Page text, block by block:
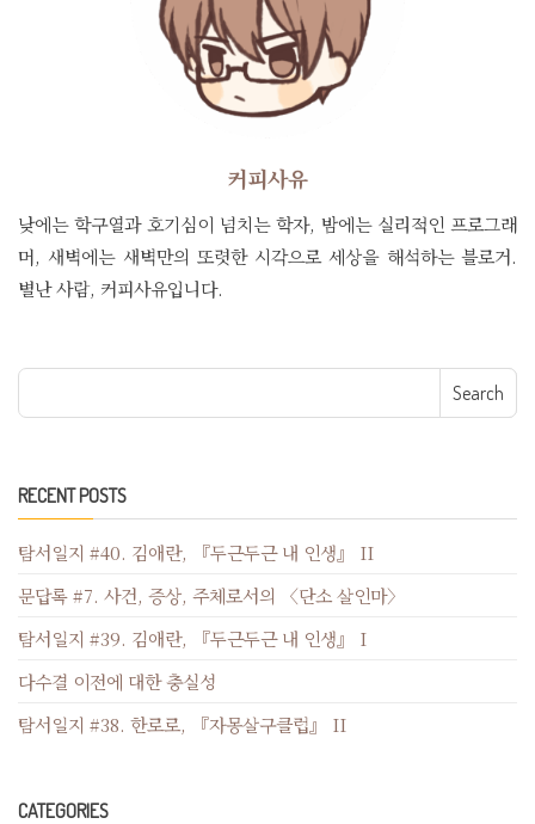
커피사유
낮에는 학구열과 호기심이 넘치는 학자, 밤에는 실리적인 프로그래
머, 새벽에는 새벽만의 또렷한 시각으로 세상을 해석하는 블로거.
별난 사람, 커피사유입니다.
RECENT POSTS
탐서일지 #40. 김애란, 『두근두근 내 인생』 II
문답록 #7. 사건, 증상, 주체로서의 〈단소 살인마〉
탐서일지 #39. 김애란, 『두근두근 내 인생』 I
다수결 이전에 대한 충실성
탐서일지 #38. 한로로, 『자몽살구클럽』 II
CATEGORIES